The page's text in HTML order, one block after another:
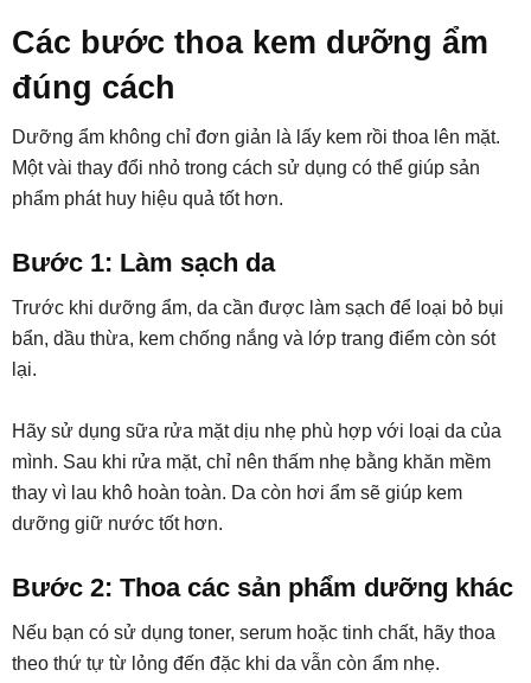
Các bước thoa kem dưỡng ẩm
đúng cách
Dưỡng ẩm không chỉ đơn giản là lấy kem rồi thoa lên mặt.
Một vài thay đổi nhỏ trong cách sử dụng có thể giúp sản
phẩm phát huy hiệu quả tốt hơn.
Bước 1: Làm sạch da
Trước khi dưỡng ẩm, da cần được làm sạch để loại bỏ bụi
bẩn, dầu thừa, kem chống nắng và lớp trang điểm còn sót
lại.
Hãy sử dụng sữa rửa mặt dịu nhẹ phù hợp với loại da của
mình. Sau khi rửa mặt, chỉ nên thấm nhẹ bằng khăn mềm
thay vì lau khô hoàn toàn. Da còn hơi ẩm sẽ giúp kem
dưỡng giữ nước tốt hơn.
Bước 2: Thoa các sản phẩm dưỡng khác
Nếu bạn có sử dụng toner, serum hoặc tinh chất, hãy thoa
theo thứ tự từ lỏng đến đặc khi da vẫn còn ẩm nhẹ.